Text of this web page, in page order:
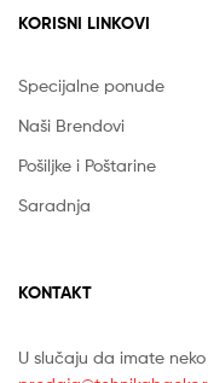
KORISNI LINKOVI
Specijalne ponude
Naši Brendovi
Pošiljke i Poštarine
Saradnja
KONTAKT
U slučaju da imate